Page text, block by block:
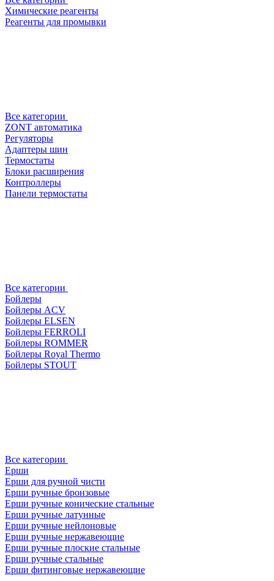
Химические реагенты
Реагенты для промывки
Все категории
ZONT автоматика
Регуляторы
Адаптеры шин
Термостаты
Блоки расширения
Контроллеры
Панели термостаты
Все категории
Бойлеры
Бойлеры ACV
Бойлеры ELSEN
Бойлеры FERROLI
Бойлеры ROMMER
Бойлеры Royal Thermo
Бойлеры STOUT
Все категории
Ерши
Ерши для ручной чисти
Ерши ручные бронзовые
Ерши ручные конические стальные
Ерши ручные латунные
Ерши ручные нейлоновые
Ерши ручные нержавеющие
Ерши ручные плоские стальные
Ерши ручные стальные
Ерши фитинговые нержавеющие